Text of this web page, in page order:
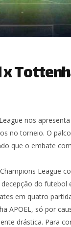
nos
no torneio. O
que o embate
League
do futebol
em quatro
APOEL, só por
drástica. Para